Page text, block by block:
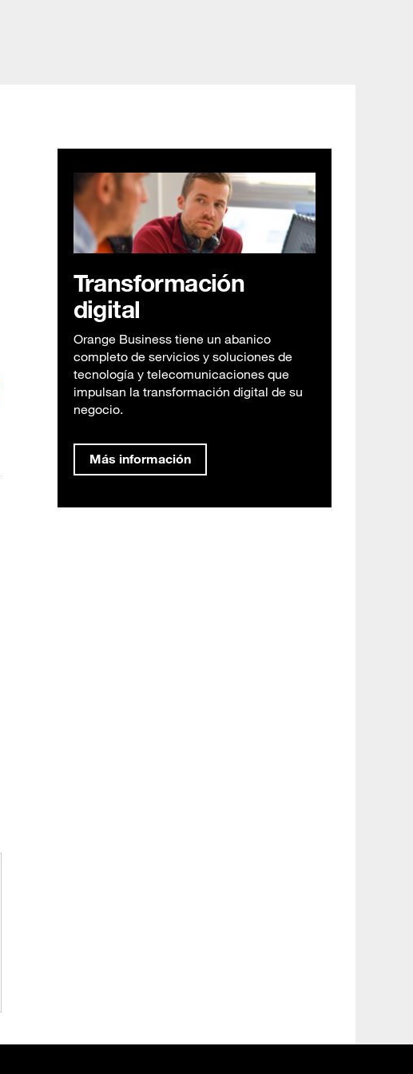
Transformación
digital
Orange Business tiene un abanico
completo de servicios y soluciones de
tecnología y telecomunicaciones que
impulsan la transformación digital de su
negocio.
Más información